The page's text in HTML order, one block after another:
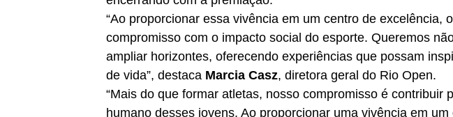
“Ao proporcionar essa vivência em um centro de excelência,
compromisso com o impacto social do esporte. Queremos
ampliar horizontes, oferecendo experiências que possam
de vida”, destaca Marcia Casz, diretora geral do Rio Open.
“Mais do que formar atletas, nosso compromisso é contribuir
humano desses jovens. Ao proporcionar uma vivência em